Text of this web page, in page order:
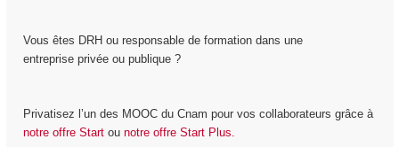
Vous êtes DRH ou responsable de formation dans une
entreprise privée ou publique ?
Privatisez l’un des MOOC du Cnam pour vos collaborateurs grâce à
notre offre Startou notre offre Start Plus.